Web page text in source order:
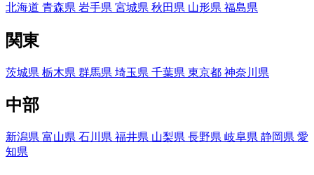
北海道 青森県 岩手県 宮城県 秋田県 山形県 福島県
関東
茨城県 栃木県 群馬県 埼玉県 千葉県 東京都 神奈川県
中部
新潟県 富山県 石川県 福井県 山梨県 長野県 岐阜県 静岡県 愛
知県